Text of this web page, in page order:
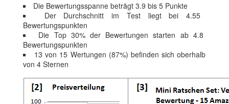
Die Bewertungsspanne beträgt 3.9 bis 5 Punkte
Der Durchschnitt im Test liegt bei 4.55
Bewertungspunkten
Die Top 30% der Bewertungen starten ab 4.8
Bewertungspunkten
13 von 15 Wertungen (87%) befinden sich oberhalb
von 4 Sternen